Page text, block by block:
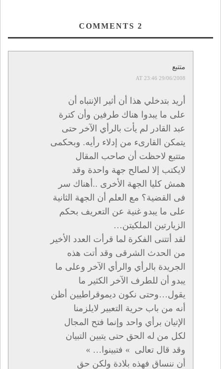
2
متتبع
29/06/2008 AT 23:46
أريد بتدخلي هذا أن أثير الإنتباه أن
على ما يبدوا هناك طرفين وأن كترة
عبد القادر لم يأت بالرأي الآخر حتى
يتمكن القارىء من إدلاء رأيه. وبحكمى
متتبع لاحظت أن صاحب المقال
لايكتب إلا لصالح جهة واحدة وقد
همش كليا الجهة الأخرى ..أهناك سر
فى القضية؟ مع العلم أن الجهة الثانية
على ما يبدو غنية عن التعريف بحكم
الزيارتين الملكيتن…
لقد أتتنى الفكرة لما قرأت العدد الأخير
من الحدث الشرقى وقد أتت هذه
الجريدة بالرأي والرأي الآخر وعلى ما
يبدو أن للطرف الآخر الكثير ما
يقول…وحتى نكون ديموقراطيين أظن
أنه من باب حرية التعبير لايلزمنا
الإتيان برأي واحد وإنما فتح المجال
لكل من له الحق حتى يتبين التبيان
وقد قال تعالى » فتبينوا… »
أن ننساق فهذه بلادة ولكن حق